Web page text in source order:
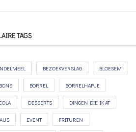
TAGS
BEZOEKVERSLAG BLOESEM
BORREL BORRELHAPJE
DESSERTS DINGEN DIE IK AT
EVENT FRITUREN